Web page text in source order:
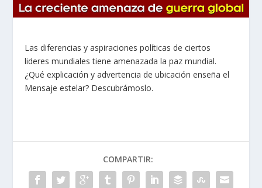
Las diferencias y aspiraciones políticas de ciertos
lideres mundiales tiene amenazada la paz mundial.
¿Qué explicación y advertencia de ubicación enseña el
Mensaje estelar? Descubrámoslo.
COMPARTIR: